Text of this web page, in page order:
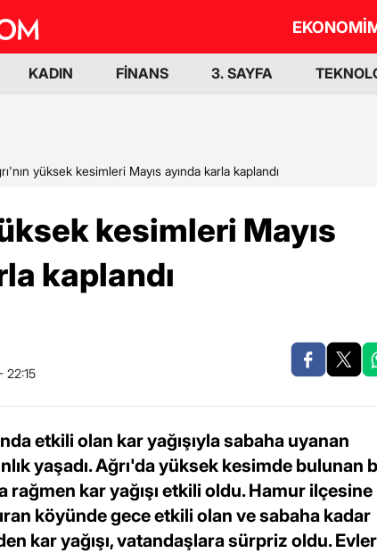
EKONOMİ
KADIN FİNANS 3. SAYFA
yüksek kesimleri Mayıs ayında karla kaplandı
kesimleri Mayıs
kaplandı
22:15
etkili olan kar yağışıyla sabaha uyanan
yaşadı. Ağrı'da yüksek kesimde bulunan
rağmen kar yağışı etkili oldu. Hamur ilçesine
köyünde gece etkili olan ve sabaha kadar
kar yağışı, vatandaşlara sürpriz oldu.